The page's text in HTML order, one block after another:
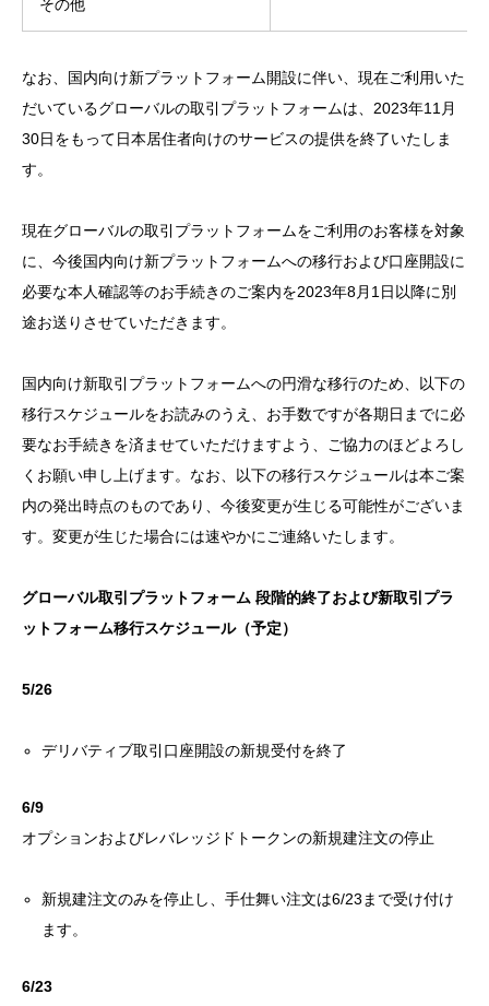
その他
なお、国内向け新プラットフォーム開設に伴い、現在ご利用いた
だいているグローバルの取引プラットフォームは、2023年11月
30日をもって日本居住者向けのサービスの提供を終了いたしま
す。
現在グローバルの取引プラットフォームをご利用のお客様を対象
に、今後国内向け新プラットフォームへの移行および口座開設に
必要な本人確認等のお手続きのご案内を2023年8月1日以降に別
途お送りさせていただきます。
国内向け新取引プラットフォームへの円滑な移行のため、以下の
移行スケジュールをお読みのうえ、お手数ですが各期日までに必
要なお手続きを済ませていただけますよう、ご協力のほどよろし
くお願い申し上げます。なお、以下の移行スケジュールは本ご案
内の発出時点のものであり、今後変更が生じる可能性がございま
す。変更が生じた場合には速やかにご連絡いたします。
グローバル取引プラットフォーム 段階的終了および新取引プラ
ットフォーム移行スケジュール（予定）
5/26
デリバティブ取引口座開設の新規受付を終了
6/9
オプションおよびレバレッジドトークンの新規建注文の停止
新規建注文のみを停止し、手仕舞い注文は6/23まで受け付け
ます。
6/23